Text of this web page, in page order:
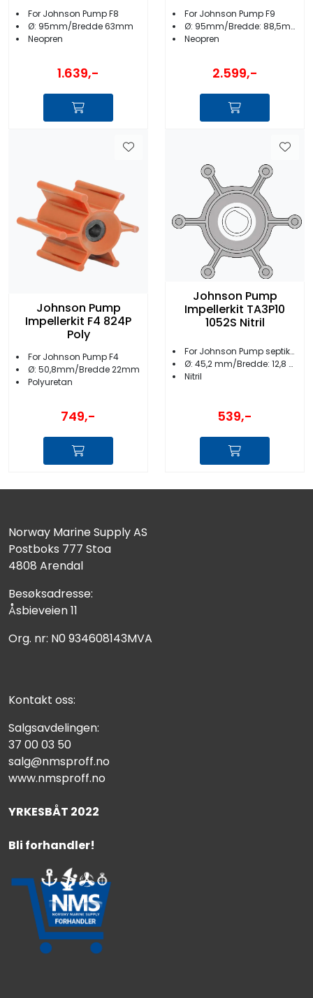
For Johnson Pump F8
Ø: 95mm/Bredde 63mm
Neopren
1.639,-
For Johnson Pump F9
Ø: 95mm/Bredde: 88,5mm
Neopren
2.599,-
Johnson Pump
Impellerkit F4 824P
Poly
For Johnson Pump F4
Ø: 50,8mm/Bredde 22mm
Polyuretan
749,-
Johnson Pump
Impellerkit TA3P10
1052S Nitril
For Johnson Pump septikkvern
Ø: 45,2 mm/Bredde: 12,8 mm
Nitril
539,-
Norway Marine Supply AS
Postboks 777 Stoa
4808 Arendal
Besøksadresse:
Åsbieveien 11
Org. nr: N0 934608143MVA
Kontakt oss:
Salgsavdelingen:
37 00 03 50
salg@nmsproff.no
www.nmsproff.no
YRKESBÅT 2022
Bli forhandler!